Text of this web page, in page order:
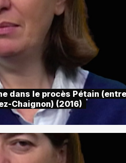
dans le procès Pétain
Chaignon) (2016)